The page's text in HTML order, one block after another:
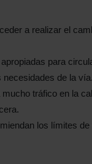
a realizar el
para
necesidades de la vía.
tráfico en la
los límites